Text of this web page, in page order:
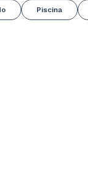
Piscina